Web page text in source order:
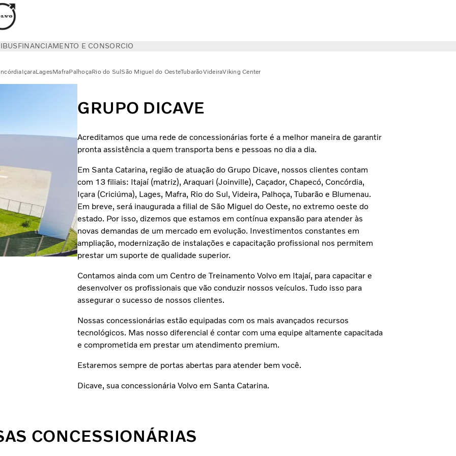
FINANCIAMENTO E CONSORCIO
IçaraLagesMafraPalhoçaRio do Sul São Miguel do OesteTubarãoVideiraViking Center
GRUPO DICAVE
Acreditamos que uma rede de concessionárias forte é a melhor maneira de garantir
pronta assistência a quem transporta bens e pessoas no dia a dia.
Em Santa Catarina, região de atuação do Grupo Dicave, nossos clientes contam
com 13 filiais: Itajaí (matriz), Araquari (Joinville), Caçador, Chapecó, Concórdia,
Içara (Criciúma), Lages, Mafra, Rio do Sul, Videira, Palhoça, Tubarão e Blumenau.
Em breve, será inaugurada a filial de São Miguel do Oeste, no extremo oeste do
estado. Por isso, dizemos que estamos em contínua expansão para atender às
novas demandas de um mercado em evolução. Investimentos constantes em
ampliação, modernização de instalações e capacitação profissional nos permitem
prestar um suporte de qualidade superior.
Contamos ainda com um Centro de Treinamento Volvo em Itajaí, para capacitar e
desenvolver os profissionais que vão conduzir nossos veículos. Tudo isso para
assegurar o sucesso de nossos clientes.
Nossas concessionárias estão equipadas com os mais avançados recursos
tecnológicos. Mas nosso diferencial é contar com uma equipe altamente capacitada
e comprometida em prestar um atendimento premium.
Estaremos sempre de portas abertas para atender bem você.
Dicave, sua concessionária Volvo em Santa Catarina.
CONCESSIONÁRIAS